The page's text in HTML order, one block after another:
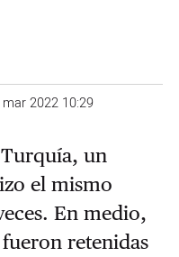
2022 10:29
un
el mismo
En medio,
retenidas